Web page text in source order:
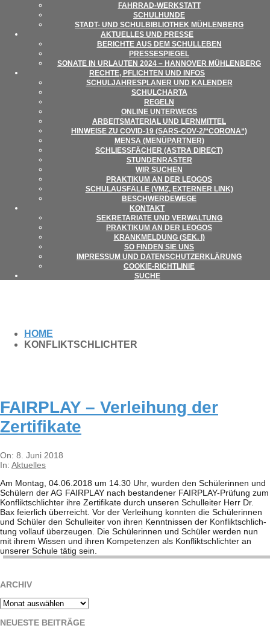
FAHR­RAD-WER­K­STATT
SCHUL­HUNDE
STADT- UND SCHUL­BI­BLIO­THEK MÜHLENBERG
AKTU­EL­LES UND PRESSE
BERICHTE AUS DEM SCHULLEBEN
PRES­SE­SPIE­GEL
SONATE IN URLAU­TEN 2024 – HAN­NO­VER MÜHLENBERG
RECHTE, PFLICH­TEN UND INFOS
SCHUL­JAH­RES­PLA­NER UND KALENDER
SCHUL­CHARTA
REGELN
ONLINE UNTER­WEGS
ARBEITS­MA­TE­RIAL UND LERNMITTEL
HIN­WEISE ZU COVID-19 (SARS-COV‑2/“CORONA“)
MENSA (MENÜ­PART­NER)
SCHLIESS­FÄ­CHER (ASTRA DIRECT)
STUN­DEN­RAS­TER
WIR SUCHEN
PRAK­TI­KUM AN DER LEOGOS
SCHUL­AUS­FÄLLE (VMZ, EXTER­NER LINK)
BESCHWER­DE­WEGE
KON­TAKT
SEKRE­TA­RIATE UND VERWALTUNG
PRAK­TI­KUM AN DER LEOGOS
KRANK­MEL­DUNG (SEK. I)
SO FIN­DEN SIE UNS
IMPRES­SUM UND DATENSCHUTZERKLÄRUNG
COO­KIE-RICHT­LI­NIE
SUCHE
HOME
KONFLIKTSCHLICHTER
FAIRPLAY – Ver­lei­hung der
Zertifikate
2018-
06-
On: 8. Juni 2018
In: Aktuelles
Am Mon­tag, 04.06.2018 um 14.30 Uhr, wur­den den Schü­le­rin­nen und
Schü­lern der AG FAIRPLAY nach bestan­de­ner FAIR­­PLAY-Prü­­fung zum
Kon­flikt­schlich­ter ihre Zer­ti­fi­kate durch unse­ren Schul­lei­ter Herr Dr.
Bax fei­er­lich über­reicht. Vor der Ver­lei­hung konn­ten die Schü­le­rin­nen
und Schü­ler den Schul­lei­ter von ihren Kennt­nis­sen der Kon­flikt­schlich­
tung voll­auf über­zeu­gen. Die Schü­le­rin­nen und Schü­ler wer­den nun
mit ihrem Wis­sen und ihren Kom­pe­ten­zen als Kon­flikt­schlich­ter an
unse­rer Schule tätig sein.
ARCHIV
Archiv
NEU­ESTE BEITRÄGE